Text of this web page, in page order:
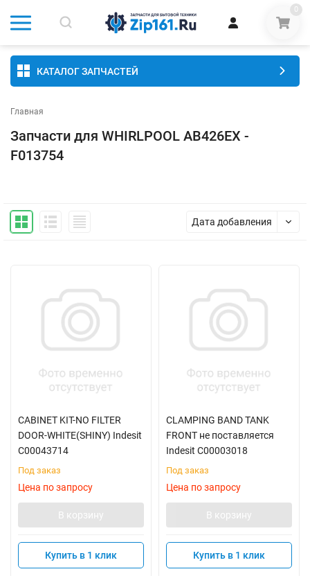
0
КАТАЛОГ ЗАПЧАСТЕЙ
Главная
Запчасти для WHIRLPOOL AB426EX -
F013754
Дата добавления
CABINET KIT-NO FILTER
DOOR-WHITE(SHINY) Indesit
C00043714
Под заказ
Цена по запросу
В корзину
Купить в 1 клик
CLAMPING BAND TANK
FRONT не поставляется
Indesit C00003018
Под заказ
Цена по запросу
В корзину
Купить в 1 клик